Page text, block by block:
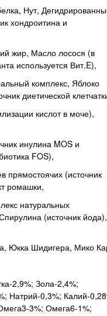
Нут,
хондроитина и
жир, Масло лосося (в
используется Вит.E),
комплекс, Яблоко
диетической
кислот в моче),
инулина MOS и
FOS),
прямостоячих (источник
ромашки,
натуральных
(источник
Юкка Шидигера, Мико
2,9%; Зола-2,4%;
Натрий-0,3%; Калий-
3%; Омега6-1%;